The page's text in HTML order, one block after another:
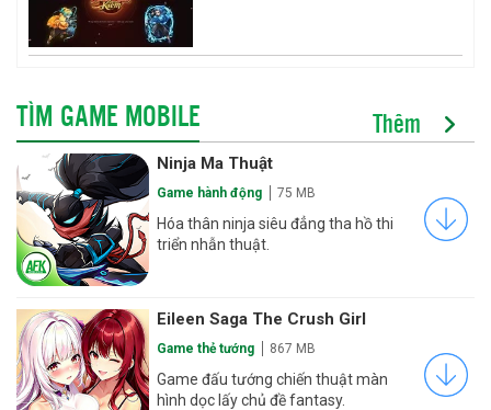
TÌM GAME MOBILE Thêm
Ninja Ma Thuật
Game hành động 75 MB
Hóa thân ninja siêu đẳng tha hồ thi
triển nhẫn thuật.
Eileen Saga The Crush Girl
Game thẻ tướng 867 MB
Game đấu tướng chiến thuật màn
hình dọc lấy chủ đề fantasy.